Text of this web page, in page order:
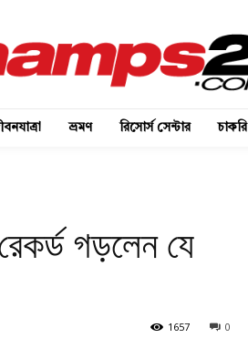
ভ্রমণ রিসোর্স সেন্টার চাকরি
গড়লেন যে
0
1657